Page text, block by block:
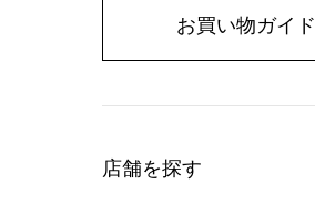
お買い物ガイド
店舗を探す